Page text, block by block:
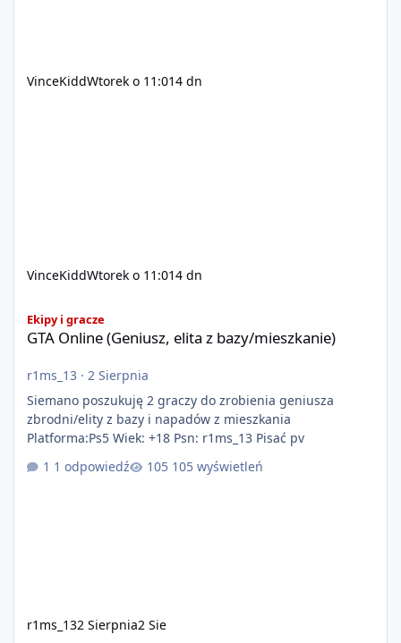
VinceKiddWtorek o 11:014 dn
VinceKiddWtorek o 11:014 dn
Ekipy i gracze
GTA Online (Geniusz, elita z bazy/mieszkanie)
r1ms_13 · 2 Sierpnia
Siemano poszukuję 2 graczy do zrobienia geniusza
zbrodni/elity z bazy i napadów z mieszkania
Platforma:Ps5 Wiek: +18 Psn: r1ms_13 Pisać pv
1 odpowiedź
105 wyświetleń
r1ms_132 Sierpnia2 Sie